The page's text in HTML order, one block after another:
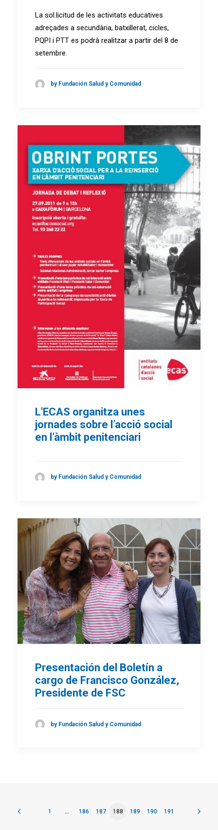
La sol.licitud de les activitats educatives
adreçades a secundària, batxillerat, cicles,
PQPI i PTT es podrà realitzar a partir del 8 de
setembre.
by Fundación Salud y Comunidad
L'ECAS organitza unes
jornades sobre l’acció social
en l’àmbit penitenciari
by Fundación Salud y Comunidad
Presentación del Boletín a
cargo de Francisco González,
Presidente de FSC
by Fundación Salud y Comunidad
1 … 186 187 188 189 190 191